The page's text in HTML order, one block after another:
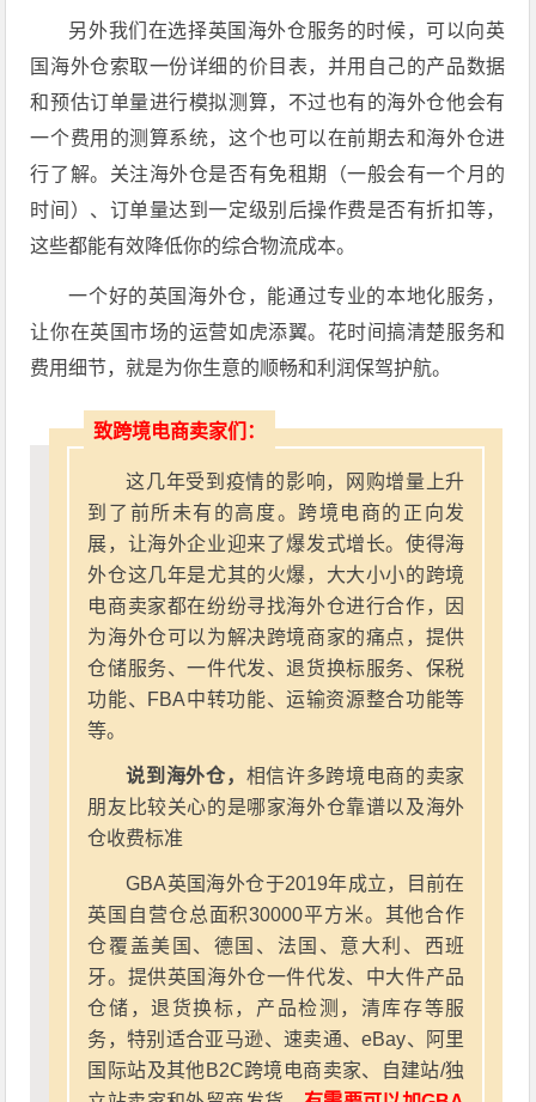
另外我们在选择英国海外仓服务的时候，可以向英
国海外仓索取一份详细的价目表，并用自己的产品数据
和预估订单量进行模拟测算，不过也有的海外仓他会有
一个费用的测算系统，这个也可以在前期去和海外仓进
行了解。关注海外仓是否有免租期（一般会有一个月的
时间）、订单量达到一定级别后操作费是否有折扣等，
这些都能有效降低你的综合物流成本。
一个好的英国海外仓，能通过专业的本地化服务，
让你在英国市场的运营如虎添翼。花时间搞清楚服务和
费用细节，就是为你生意的顺畅和利润保驾护航。
致跨境电商卖家们：
这几年受到疫情的影响，网购增量上升
到了前所未有的高度。跨境电商的正向发
展，让海外企业迎来了爆发式增长。使得海
外仓这几年是尤其的火爆，大大小小的跨境
电商卖家都在纷纷寻找海外仓进行合作，因
为海外仓可以为解决跨境商家的痛点，提供
仓储服务、一件代发、退货换标服务、保税
功能、FBA中转功能、运输资源整合功能等
等。
说到海外仓， 相信许多跨境电商的卖家
朋友比较关心的是哪家海外仓靠谱以及海外
仓收费标准
GBA英国海外仓于2019年成立，目前在
英国自营仓总面积30000平方米。其他合作
仓覆盖美国、德国、法国、意大利、西班
牙。提供英国海外仓一件代发、中大件产品
仓储，退货换标，产品检测，清库存等服
务，特别适合亚马逊、速卖通、eBay、阿里
国际站及其他B2C跨境电商卖家、自建站/独